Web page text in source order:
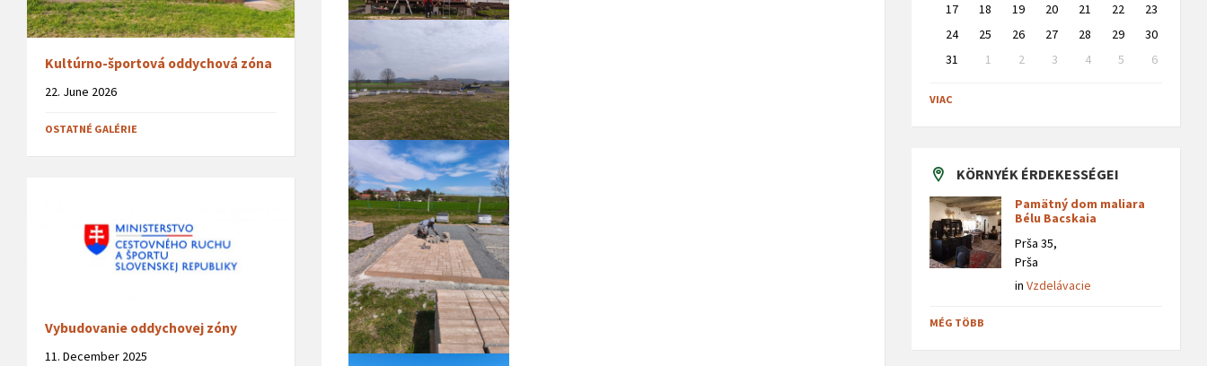
Kultúrno-športová oddychová zóna
22. June 2026
OSTATNÉ GALÉRIE
Vybudovanie oddychovej zóny
11. December 2025
17
18 19 20 21 22
23
24
25 26 27 28 29
30
31
1 2 3 4 5
6
to
calendar
VIAC
KÖRNYÉK ÉRDEKESSÉGEI
Pamätný dom maliara
Bélu Bacskaia
Prša 35,
Prša
inVzdelávacie
MÉG TÖBB